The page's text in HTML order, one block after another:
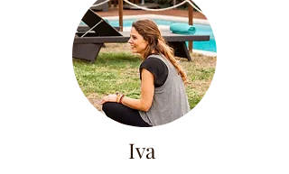
Iva